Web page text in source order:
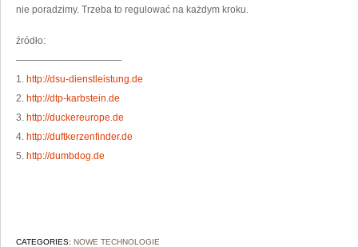
nie poradzimy. Trzeba to regulować na każdym kroku.
źródło:
———————————
1. http://dsu-dienstleistung.de
2. http://dtp-karbstein.de
3. http://duckereurope.de
4. http://duftkerzenfinder.de
5. http://dumbdog.de
CATEGORIES: NOWE TECHNOLOGIE